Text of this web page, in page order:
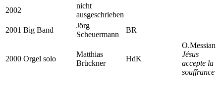
2002
nicht
ausgeschrieben
2001 Big Band
Jörg
Scheuermann
BR
2000 Orgel solo
Matthias
Brückner
HdK
O.Messian
Jésus
accepte la
souffrance